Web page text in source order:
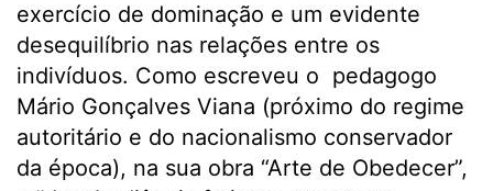
exercício de dominação e um evidente
desequilíbrio nas relações entre os
indivíduos. Como escreveu o pedagogo
Mário Gonçalves Viana (próximo do regime
autoritário e do nacionalismo conservador
da época), na sua obra “Arte de Obedecer”,